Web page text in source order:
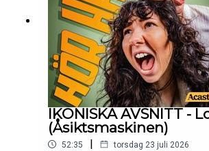
IKONISKA AVSNITT -
(Åsiktsmaskinen)
52:35 | torsdag 23 juli 2026